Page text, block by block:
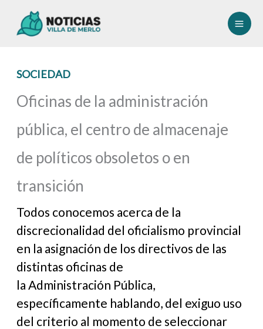
SOCIEDAD
Oficinas de la administración
pública, el centro de almacenaje
de políticos obsoletos o en
transición
Todos conocemos acerca de la
discrecionalidad del oficialismo provincial
en la asignación de los directivos de las
distintas oficinas de
la Administración Pública,
específicamente hablando, del exiguo uso
del criterio al momento de seleccionar